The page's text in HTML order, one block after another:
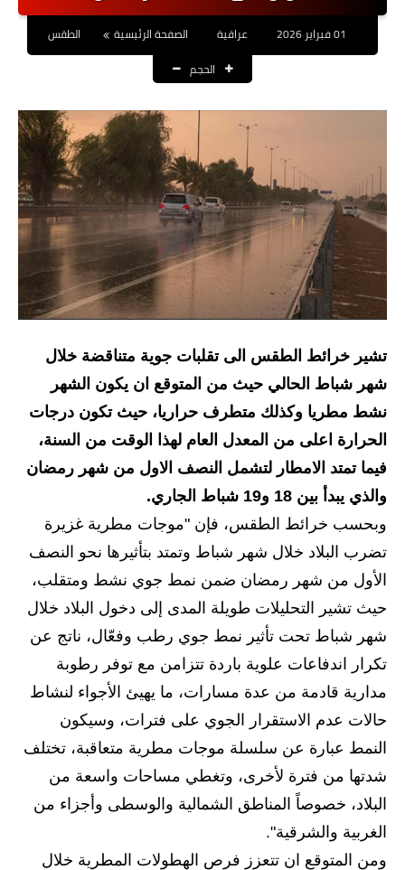
نتائج التعيينات
العقود والاجور اليومية
الرواتب
القروض والسلف
المنح المالية
قطع الاراضي
اخبار العراق
الاخبار السياسية
الاخبار الامنية
الاخبار الاقتصادية
الاخبار الرياضية
المدارس
اخبار وقرارات وزارة التربية
نتائج الامتحانات
المرحلة الابتدائية
المرحلة المتوسطة
المرحلة الاعدادية
اسئلة وزارية
المرحلة الابتدائية
المرحلة المتوسطة
عراقية الصفحة الرئيسية
الطقس
الحجم
تشير خرائط الطقس الى تقلبات جوية متناقضة خلال
شهر شباط الحالي حيث من المتوقع ان يكون الشهر
نشط مطريا وكذلك متطرف حراريا، حيث تكون درجات
الحرارة اعلى من المعدل العام لهذا الوقت من السنة،
فيما تمتد الامطار لتشمل النصف الاول من شهر رمضان
والذي يبدأ بين 18 و19 شباط الجاري.
وبحسب خرائط الطقس، فإن "موجات مطرية غزيرة
تضرب البلاد خلال شهر شباط وتمتد بتأثيرها نحو النصف
الأول من شهر رمضان ضمن نمط جوي نشط ومتقلب،
حيث تشير التحليلات طويلة المدى إلى دخول البلاد خلال
شهر شباط تحت تأثير نمط جوي رطب وفعّال، ناتج عن
تكرار اندفاعات علوية باردة تتزامن مع توفر رطوبة
مدارية قادمة من عدة مسارات، ما يهيئ الأجواء لنشاط
حالات عدم الاستقرار الجوي على فترات، وسيكون
النمط عبارة عن سلسلة موجات مطرية متعاقبة، تختلف
شدتها من فترة لأخرى، وتغطي مساحات واسعة من
البلاد، خصوصاً المناطق الشمالية والوسطى وأجزاء من
الغربية والشرقية".
ومن المتوقع ان تتعزز فرص الهطولات المطرية خلال